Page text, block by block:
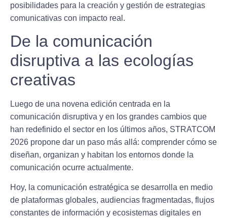
posibilidades para la creación y gestión de estrategias
comunicativas con impacto real.
De la comunicación
disruptiva a las ecologías
creativas
Luego de una novena edición centrada en la
comunicación disruptiva y en los grandes cambios que
han redefinido el sector en los últimos años, STRATCOM
2026 propone dar un paso más allá: comprender cómo se
diseñan, organizan y habitan los entornos donde la
comunicación ocurre actualmente.
Hoy, la comunicación estratégica se desarrolla en medio
de plataformas globales, audiencias fragmentadas, flujos
constantes de información y ecosistemas digitales en